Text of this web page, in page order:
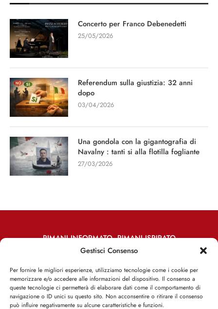
Gestisci Consenso
Per fornire le migliori esperienze, utilizziamo tecnologie come i cookie per
memorizzare e/o accedere alle informazioni del dispositivo. Il consenso a
queste tecnologie ci permetterà di elaborare dati come il comportamento di
navigazione o ID unici su questo sito. Non acconsentire o ritirare il consenso
può influire negativamente su alcune caratteristiche e funzioni.
Concerto per Franco Debenedetti
25/05/2026
Referendum sulla giustizia: 32 anni
dopo
03/04/2026
Una gondola con la gigantografia di
Navalny : tanti si alla flotilla fogliante
27/03/2026
RIMANI INFORMATO, RIMANI ISPIRATO
Iscriviti alla Newsletter
ISCRIVITI ADESSO